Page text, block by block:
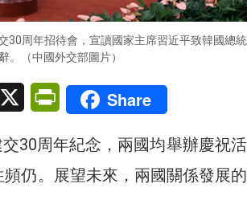
30周年招待會，宣讀國家主席習近平致韓國總
。（中國外交部圖片）
X PrintFriendly
Share
30周年紀念，兩國均舉辦慶祝
仍。展望未來，兩國關係發展